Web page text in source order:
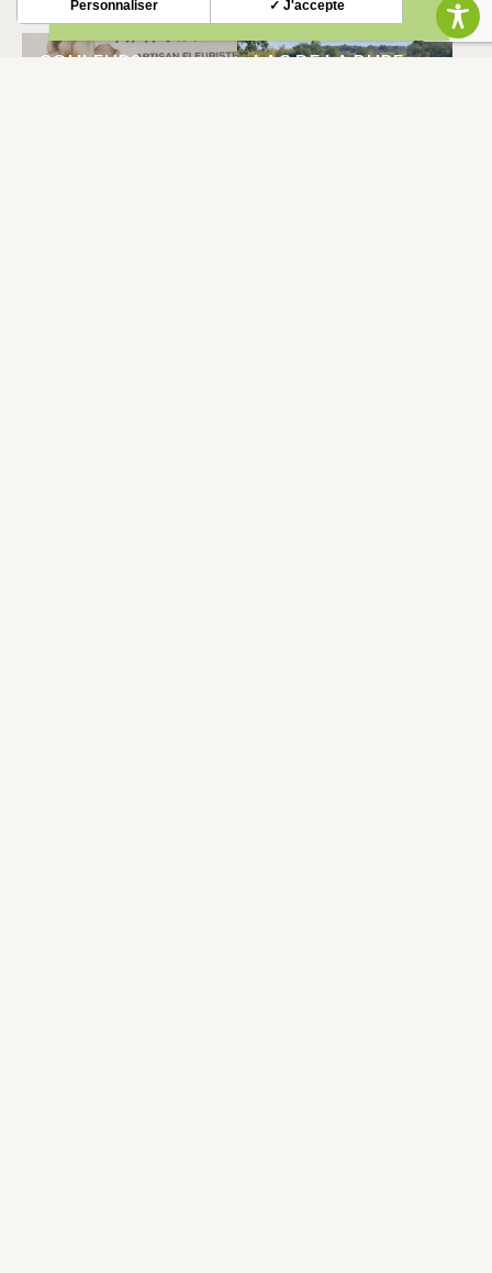
COULEURS
LAC DE LA BURE
✓ J'accepte
Personnaliser